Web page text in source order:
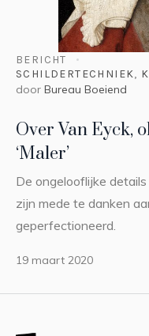
BERICHT
SCHILDERTECHNIEK,
door Bureau Boeiend
Over Van Eyck,
‘Maler’
De ongelooflijke
zijn mede te danken
geperfectioneerd.
19 maart 2020